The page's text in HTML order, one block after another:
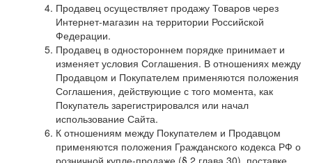
Продавец осуществляет продажу Товаров через
Интернет-магазин на территории Российской
Федерации.
Продавец в одностороннем порядке принимает и
изменяет условия Соглашения. В отношениях между
Продавцом и Покупателем применяются положения
Соглашения, действующие с того момента, как
Покупатель зарегистрировался или начал
использование Сайта.
К отношениям между Покупателем и Продавцом
применяются положения Гражданского кодекса РФ о
розничной купле-продаже (§ 2 глава 30), поставке